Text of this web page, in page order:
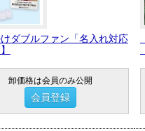
けダブルファン「名入れ対応
卸価格は会員のみ公開
会員登録